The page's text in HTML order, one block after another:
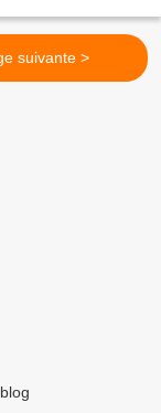
suivante >